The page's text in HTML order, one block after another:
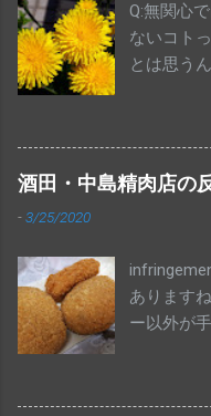
Q:無関心
ないコト
とは思う
ましたか
で、これ
す。 変な
上の人は
合計で
だけで１
なんでし
生活につ
から、年
酒田・中島精肉店の
-3/25/2020
あります
ー以外が
りません
Japanese